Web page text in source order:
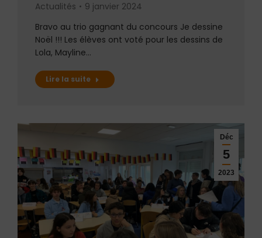
Actualités
9 janvier 2024
Bravo au trio gagnant du concours Je dessine
Noël !!! Les élèves ont voté pour les dessins de
Lola, Mayline…
Lire la suite
Déc
5
2023